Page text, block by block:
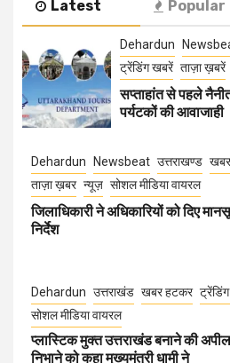
Latest Popular
Dehardun
ट्रेंडिंग खबरें ताज़ा ख़बरें
सप्ताहांत से पहले
पर्यटकों की आवाजाही
Dehardun Newsbeat उत्तराखण्ड
ताज़ा ख़बर न्यूज़ सोशल मीडिया वायरल
जिलाधिकारी ने अधिकारियों को दिए
निर्देश
Dehardun उत्तराखंड खबर हटकर
सोशल मीडिया वायरल
प्लास्टिक मुक्त उत्तराखंड बनाने की
निभाने को कहा मुख्यमंत्री धामी ने